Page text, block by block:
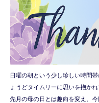
日曜の朝という少し珍しい時間
ょうどタイムリーに思いを抱か
先月の母の日とは趣向を変え、